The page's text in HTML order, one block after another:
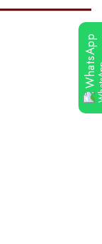
WhatsApp